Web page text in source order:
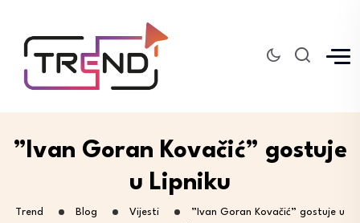
”Ivan Goran Kovačić” gostuje
u Lipniku
Trend Blog Vijesti
”Ivan Goran Kovačić” gostuje u